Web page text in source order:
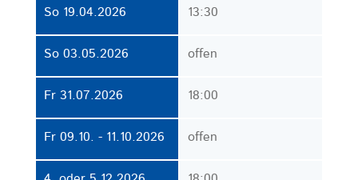
So 19.04.2026
So 03.05.2026
Fr 31.07.2026
Fr 09.10. - 11.10.2026
13:30
offen
18:00
offen